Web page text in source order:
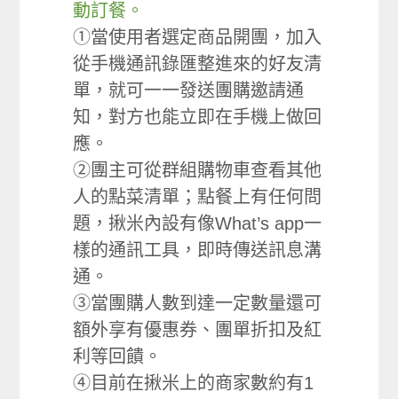
動訂餐。
①當使用者選定商品開團，加入
從手機通訊錄匯整進來的好友清
單，就可一一發送團購邀請通
知，對方也能立即在手機上做回
應。
②團主可從群組購物車查看其他
人的點菜清單；點餐上有任何問
題，揪米內設有像What’s app一
樣的通訊工具，即時傳送訊息溝
通。
③當團購人數到達一定數量還可
額外享有優惠券、團單折扣及紅
利等回饋。
④目前在揪米上的商家數約有1